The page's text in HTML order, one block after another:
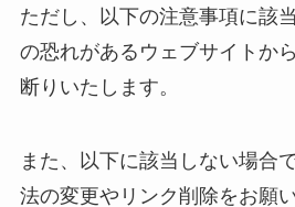
ただし、以下の注意事項に該
の恐れがあるウェブサイトか
断りいたします。
また、以下に該当しない場合
法の変更やリンク削除をお願